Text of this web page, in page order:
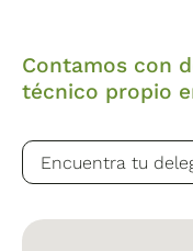
Contamos con
técnico propio